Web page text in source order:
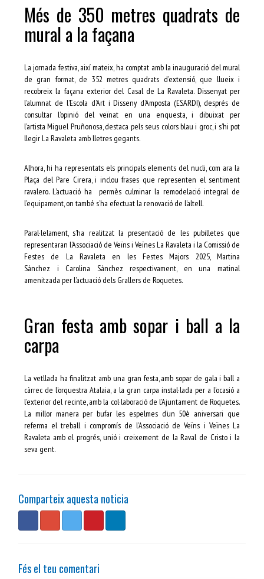
Més de 350 metres quadrats de
mural a la façana
La jornada festiva, així mateix, ha comptat amb la inauguració del mural
de gran format, de 352 metres quadrats d’extensió, que llueix i
recobreix la façana exterior del Casal de La Ravaleta. Dissenyat per
l’alumnat de l’Escola d’Art i Disseny d’Amposta (ESARDI), després de
consultar l’opinió del veïnat en una enquesta, i dibuixat per
l’artista Miguel Pruñonosa, destaca pels seus colors blau i groc, i s’hi pot
llegir La Ravaleta amb lletres gegants.
Alhora, hi ha representats els principals elements del nucli, com ara la
Plaça del Pare Cirera, i inclou frases que representen el sentiment
ravalero. L’actuació ha permès culminar la remodelació integral de
l’equipament, on també s’ha efectuat la renovació de l’altell.
Paral·lelament, s’ha realitzat la presentació de les pubilletes que
representaran l’Associació de Veïns i Veïnes La Ravaleta i la Comissió de
Festes de La Ravaleta en les Festes Majors 2025, Martina
Sánchez i Carolina Sánchez respectivament, en una matinal
amenitzada per l’actuació dels Grallers de Roquetes.
Gran festa amb sopar i ball a la
carpa
La vetllada ha finalitzat amb una gran festa, amb sopar de gala i ball a
càrrec de l’orquestra Atalaia, a la gran carpa instal·lada per a l’ocasió a
l’exterior del recinte, amb la col·laboració de l’Ajuntament de Roquetes.
La millor manera per bufar les espelmes d’un 50è aniversari que
referma el treball i compromís de l’Associació de Veïns i Veïnes La
Ravaleta amb el progrés, unió i creixement de la Raval de Cristo i la
seva gent.
Comparteix aquesta noticia
Fés el teu comentari